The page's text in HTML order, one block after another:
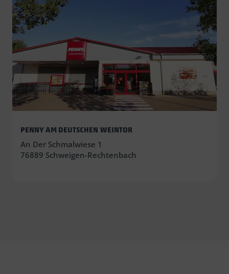
PENNY AM DEUTSCHEN WEINTOR
An Der Schmalwiese 1
76889 Schweigen-Rechtenbach